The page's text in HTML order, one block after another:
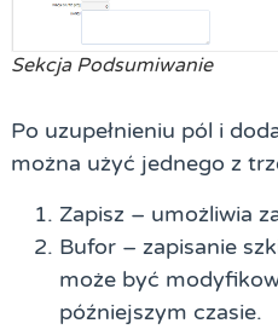
Sekcja Podsumiwanie
Po uzupełnieniu pól i
można użyć jednego z
Zapisz – umożliwia
Bufor – zapisanie
może być
późniejszym czasie.